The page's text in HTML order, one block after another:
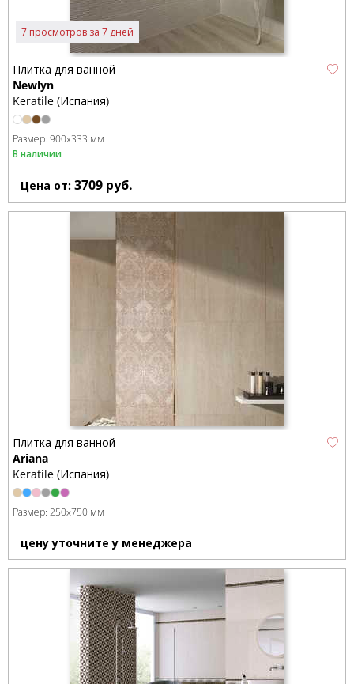
7 просмотров за 7 дней
Плитка для ванной
Newlyn
Keratile (Испания)
Размер: 900x333 мм
В наличии
Цена от: 3709 руб.
Плитка для ванной
Ariana
Keratile (Испания)
Размер: 250x750 мм
цену уточните у менеджера